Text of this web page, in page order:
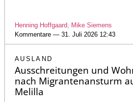
Henning Hoffgaard, Mike Siemens
Kommentare — 31. Juli 2026 12:43
AUSLAND
Ausschreitungen und
nach Migrantenansturm
Melilla